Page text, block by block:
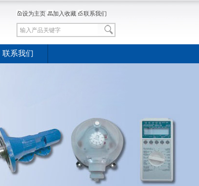
设为主页 加入收藏 联系我们
联系我们